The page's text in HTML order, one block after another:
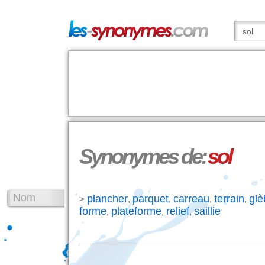
Synonymes de:sol
Nom > plancher,parquet, carreau, terrain,
forme, plateforme, relief,saillie